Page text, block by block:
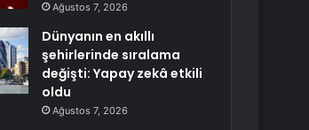
Ağustos 7, 2026
Dünyanın en akıllı
şehirlerinde sıralama
değişti: Yapay zekâ etkili
oldu
Ağustos 7, 2026